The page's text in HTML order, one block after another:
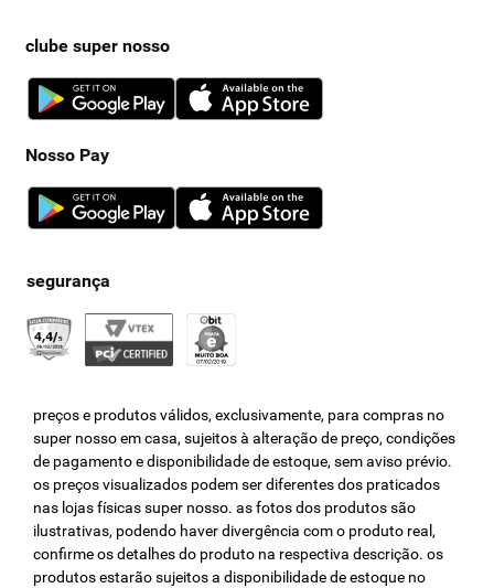
clube super nosso
Nosso Pay
preços e produtos válidos, exclusivamente, para compras no
super nosso em casa, sujeitos à alteração de preço, condições
de pagamento e disponibilidade de estoque, sem aviso prévio.
os preços visualizados podem ser diferentes dos praticados
nas lojas físicas super nosso. as fotos dos produtos são
ilustrativas, podendo haver divergência com o produto real,
confirme os detalhes do produto na respectiva descrição. os
produtos estarão sujeitos a disponibilidade de estoque no